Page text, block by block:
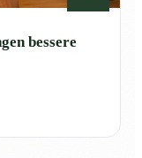
bessere